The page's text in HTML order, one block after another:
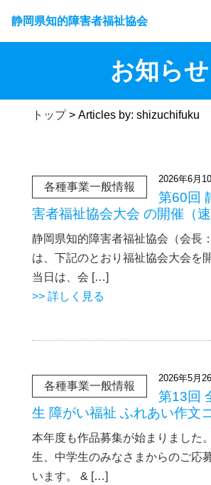
静岡県知的障害者福祉協会
お知らせ
トップ> Articles by: shizuchifuku
各種事業一般情報
2026年6月
第60回
害者福祉協会大会 の開催（速
静岡県知的障害者福祉協会（会長
は、下記のとおり福祉協会大会を
当日は、会 […]
>> 詳しく見る
各種事業一般情報
2026年5月
第13回
生 障がい福祉 ふれあい作文
本年度も作品募集が始まりました
生、中学生のみなさまからのご応
います。 & […]